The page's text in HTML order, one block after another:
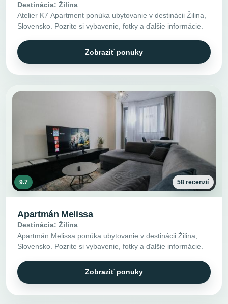
Destinácia: Žilina
Atelier K7 Apartment ponúka ubytovanie v destinácii Žilina,
Slovensko. Pozrite si vybavenie, fotky a ďalšie informácie.
Zobraziť ponuky
9.7 58 recenzií
Apartmán Melissa
Destinácia: Žilina
Apartmán Melissa ponúka ubytovanie v destinácii Žilina,
Slovensko. Pozrite si vybavenie, fotky a ďalšie informácie.
Zobraziť ponuky